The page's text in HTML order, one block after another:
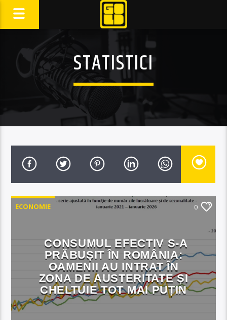
STATISTICI
ECONOMIE 0
CONSUMUL EFECTIV S-A
PRĂBUȘIT ÎN ROMÂNIA:
OAMENII AU INTRAT ÎN
ZONA DE AUSTERITATE ȘI
CHELTUIE TOT MAI PUȚIN